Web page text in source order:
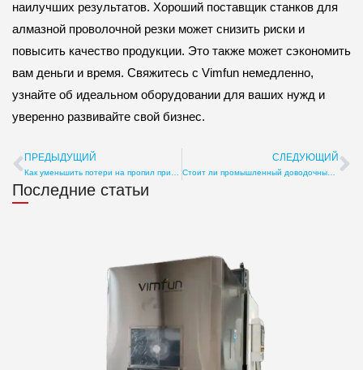
наилучших результатов. Хороший поставщик станков для
алмазной проволочной резки может снизить риски и
повысить качество продукции. Это также может сэкономить
вам деньги и время. Свяжитесь с Vimfun немедленно,
узнайте об идеальном оборудовании для ваших нужд и
уверенно развивайте свой бизнес.
Пред
ПРЕДЫДУЩИЙ
Как уменьшить потери на пропил при резке неодимовых магнитов — 5 параметров процесса
СЛЕДУЮЩИЙ
Стоит ли промышленный доводочный станок своих денег? Стоимость, поверхность и точность
Последние статьи